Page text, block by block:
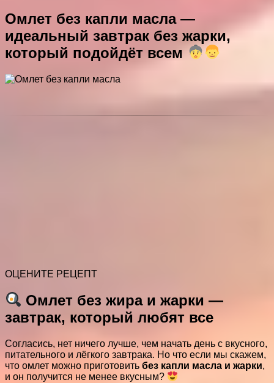
Омлет без капли масла —
идеальный завтрак без жарки,
который подойдёт всем
ОЦЕНИТЕ РЕЦЕПТ
Омлет без жира и жарки —
завтрак, который любят все
Согласись, нет ничего лучше, чем начать день с вкусного,
питательного и лёгкого завтрака. Но что если мы скажем,
что омлет можно приготовить без капли масла и жарки,
и он получится не менее вкусным?